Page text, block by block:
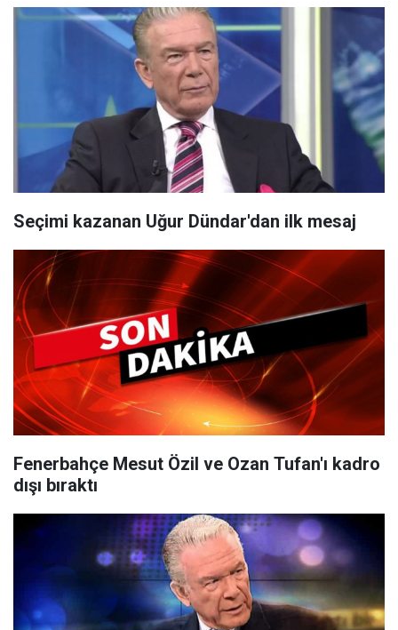
Seçimi kazanan Uğur Dündar'dan ilk mesaj
Fenerbahçe Mesut Özil ve Ozan Tufan'ı kadro
dışı bıraktı